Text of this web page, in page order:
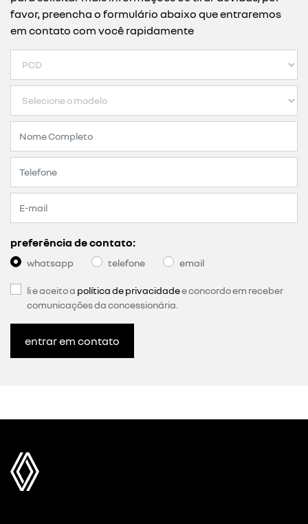
favor, preencha o formulário abaixo que entraremos
em contato com você rapidamente
preferência de contato:
whatsapp telefone email
li e aceito a política de privacidadee concordo em receber
comunicações da concessionária.
entrar em contato